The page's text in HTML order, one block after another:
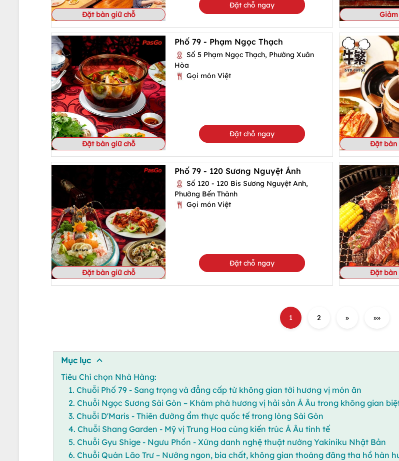
Đặt bàn giữ chỗ
Đặt chỗ ngay
Giảm
Đặt bàn giữ chỗ
Phố 79 - Phạm Ngọc Thạch
Số 5 Phạm Ngọc Thạch, Phường Xuân
Hòa
Gọi món Việt
Đặt chỗ ngay
Đặt bàn
Đặt bàn giữ chỗ
Phố 79 - 120 Sương Nguyệt Ánh
Số 120 - 120 Bis Sương Nguyệt Anh,
Phường Bến Thành
Gọi món Việt
Đặt chỗ ngay
Đặt bàn
1 2 » »»
Mục lục
Tiêu Chí chọn Nhà Hàng:
1. Chuỗi Phố 79 - Sang trọng và đẳng cấp từ không gian tới hương vị món ăn
2. Chuỗi Ngọc Sương Sài Gòn – Khám phá hương vị hải sản Á Âu trong không gian
3. Chuỗi D'Maris - Thiên đường ẩm thực quốc tế trong lòng Sài Gòn
4. Chuỗi Shang Garden - Mỹ vị Trung Hoa cùng kiến trúc Á Âu tinh tế
5. Chuỗi Gyu Shige - Ngưu Phồn - Xứng danh nghệ thuật nướng Yakiniku Nhật Bản
6. Chuỗi Quán Lão Trư – Nướng ngon, bia chất, không gian thoáng đãng tha hồ hàn